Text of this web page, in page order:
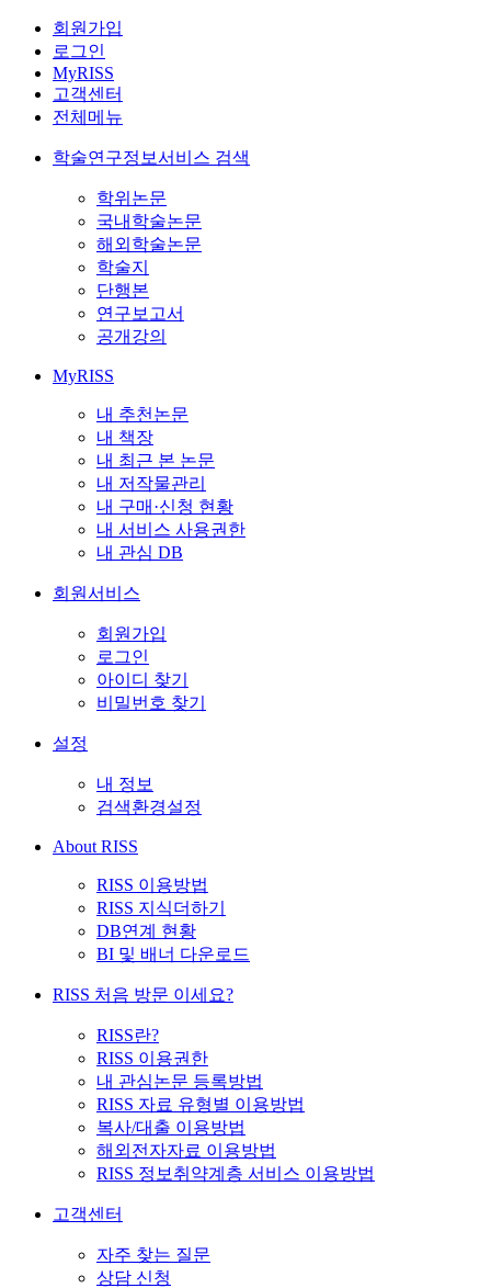
회원가입
로그인
MyRISS
고객센터
전체메뉴
학술연구정보서비스 검색
학위논문
국내학술논문
해외학술논문
학술지
단행본
연구보고서
공개강의
MyRISS
내 추천논문
내 책장
내 최근 본 논문
내 저작물관리
내 구매·신청 현황
내 서비스 사용권한
내 관심 DB
회원서비스
회원가입
로그인
아이디 찾기
비밀번호 찾기
설정
내 정보
검색환경설정
About RISS
RISS 이용방법
RISS 지식더하기
DB연계 현황
BI 및 배너 다운로드
RISS 처음 방문 이세요?
RISS란?
RISS 이용권한
내 관심논문 등록방법
RISS 자료 유형별 이용방법
복사/대출 이용방법
해외전자자료 이용방법
RISS 정보취약계층 서비스 이용방법
고객센터
자주 찾는 질문
상담 신청